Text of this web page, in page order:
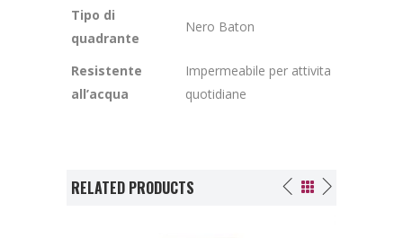
Tipo di
quadrante
Nero Baton
Resistente
all’acqua
Impermeabile per attivita
quotidiane
RELATED PRODUCTS